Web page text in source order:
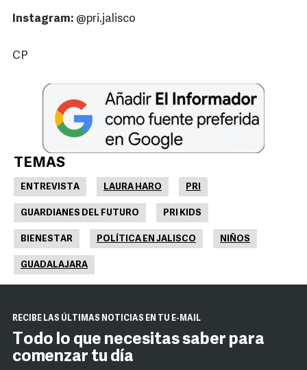
Instagram: @pri.jalisco
CP
TEMAS
ENTREVISTA LAURA HARO PRI
GUARDIANES DEL FUTURO PRI KIDS
BIENESTAR POLÍTICA EN JALISCO NIÑOS
GUADALAJARA
RECIBE LAS ÚLTIMAS NOTICIAS EN TU E-MAIL
Todo lo que necesitas saber para
comenzar tu día